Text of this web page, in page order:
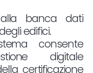
banca dati
edifici.
consente
digitale
certificazione